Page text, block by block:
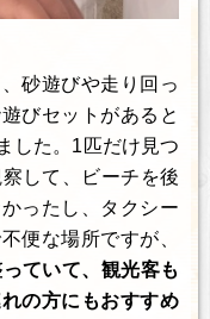
砂遊びや走り回っ
びセットがあると
した。1匹だけ見つ
して、ビーチを後
ったし、タクシー
便な場所ですが、
ていて、観光客も
の方にもおすすめ